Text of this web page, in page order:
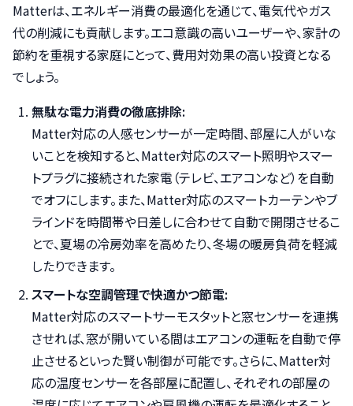
Matterは、エネルギー消費の最適化を通じて、電気代やガス
代の削減にも貢献します。エコ意識の高いユーザーや、家計の
節約を重視する家庭にとって、費用対効果の高い投資となる
でしょう。
無駄な電力消費の徹底排除:
Matter対応の人感センサーが一定時間、部屋に人がいな
いことを検知すると、Matter対応のスマート照明やスマー
トプラグに接続された家電（テレビ、エアコンなど）を自動
でオフにします。また、Matter対応のスマートカーテンやブ
ラインドを時間帯や日差しに合わせて自動で開閉させるこ
とで、夏場の冷房効率を高めたり、冬場の暖房負荷を軽減
したりできます。
スマートな空調管理で快適かつ節電:
Matter対応のスマートサーモスタットと窓センサーを連携
させれば、窓が開いている間はエアコンの運転を自動で停
止させるといった賢い制御が可能です。さらに、Matter対
応の温度センサーを各部屋に配置し、それぞれの部屋の